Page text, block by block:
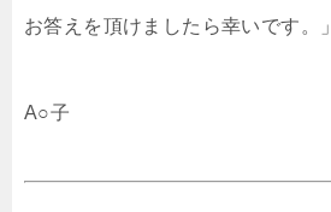
お答えを頂けましたら幸いです。」
A○子